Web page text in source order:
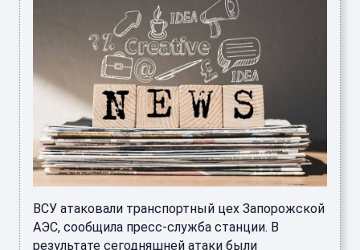
ВСУ атаковали транспортный цех Запорожской
АЭС, сообщила пресс-служба станции. В
результате сегодняшней атаки были